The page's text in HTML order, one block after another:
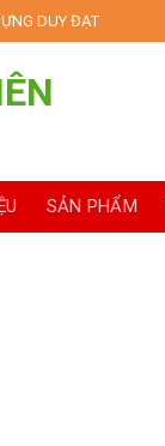
DUY ĐẠT
SẢN PHẨM